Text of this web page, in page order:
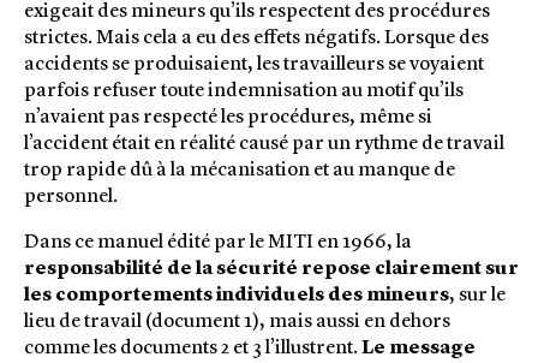
exigeait des mineurs qu’ils respectent des procédures
strictes. Mais cela a eu des effets négatifs. Lorsque des
accidents se produisaient, les travailleurs se voyaient
parfois refuser toute indemnisation au motif qu’ils
n’avaient pas respecté les procédures, même si
l’accident était en réalité causé par un rythme de travail
trop rapide dû à la mécanisation et au manque de
personnel.
Dans ce manuel édité par le MITI en 1966, la
responsabilité de la sécurité repose clairement sur
les comportements individuels des mineurs, sur le
lieu de travail (document 1), mais aussi en dehors
comme les documents 2 et 3 l’illustrent. Le message